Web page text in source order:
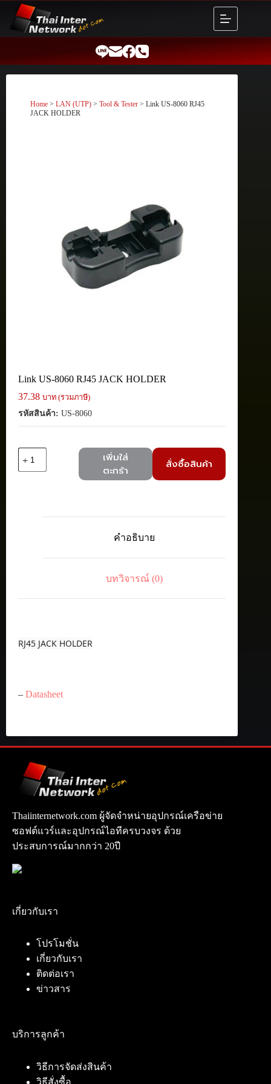
content
Home > LAN (UTP) > Tool & Tester > Link US-8060 RJ45
JACK HOLDER
Link US-8060 RJ45 JACK HOLDER
37.38 บาท (รวมภาษี)
รหัสสินค้า: US-8060
Link
HOLDER
เพิ่มใส่
ตะกร้า
สั่งซื้อสินค้า
คำอธิบาย
บทวิจารณ์ (0)
RJ45 JACK HOLDER
– Datasheet
Thaiinternetwork.com ผู้จัดจำหน่ายอุปกรณ์เครือข่าย
ซอฟต์แวร์และอุปกรณ์ไอทีครบวงจร ด้วย
ประสบการณ์มากกว่า 20ปี
เกี่ยวกับเรา
โปรโมชั่น
เกี่ยวกับเรา
ติดต่อเรา
ข่าวสาร
บริการลูกค้า
วิธีการจัดส่งสินค้า